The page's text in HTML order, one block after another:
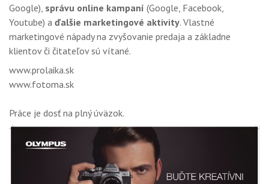
WORKSHOPY
OBCHOD
Google), správu online kampaní (Google, Facebook,
Youtube) a ďalšie marketingové aktivity. Vlastné
marketingové nápady na zvyšovanie predaja a základne
klientov či čitateľov sú vítané.
www.prolaika.sk
www.fotoma.sk
Práce je dosť na plný úväzok.